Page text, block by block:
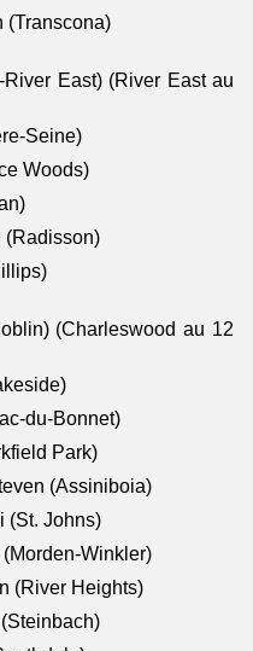
(Transcona)
East) (River East au
Seine)
Woods)
(Radisson)
(Charleswood au 12
du-Bonnet)
Park)
(Assiniboia)
(St. Johns)
Winkler)
(River Heights)